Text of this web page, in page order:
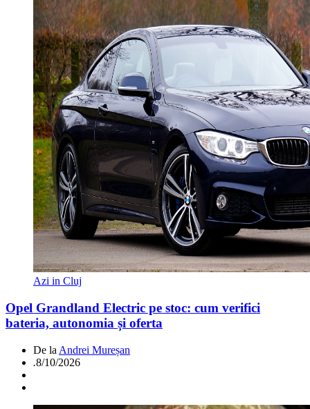
Azi in Cluj
Opel Grandland Electric pe stoc: cum verifici
bateria, autonomia și oferta
De la Andrei Mureșan
.8/10/2026